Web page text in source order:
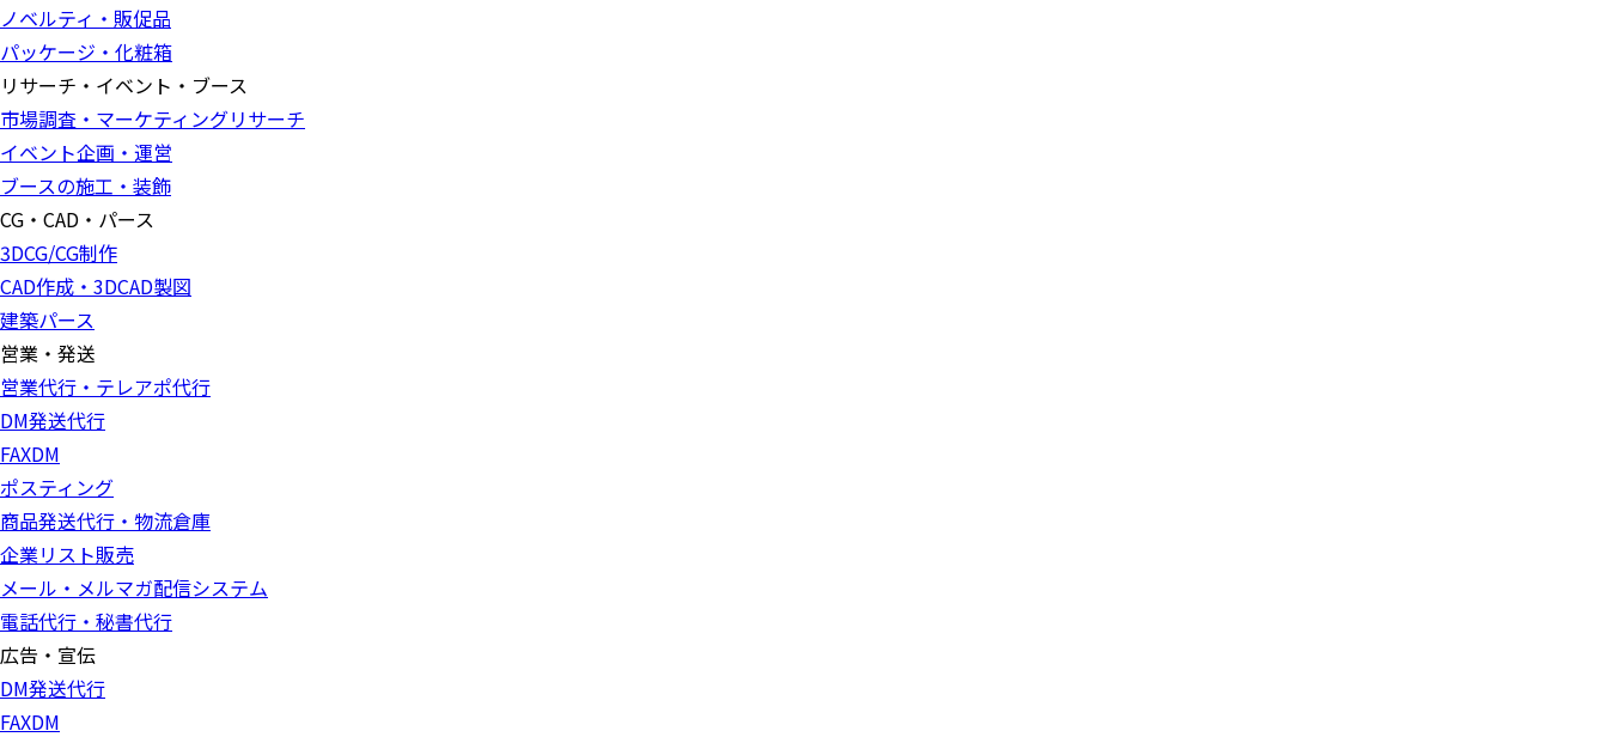
ノベルティ・販促品
パッケージ・化粧箱
リサーチ・イベント・ブース
市場調査・マーケティングリサーチ
イベント企画・運営
ブースの施工・装飾
CG・CAD・パース
3DCG/CG制作
CAD作成・3DCAD製図
建築パース
営業・発送
営業代行・テレアポ代行
DM発送代行
FAXDM
ポスティング
商品発送代行・物流倉庫
企業リスト販売
メール・メルマガ配信システム
電話代行・秘書代行
広告・宣伝
DM発送代行
FAXDM